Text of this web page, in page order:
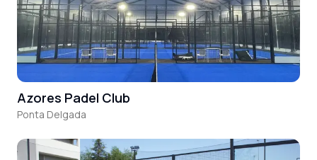
Azores Padel Club
Ponta Delgada